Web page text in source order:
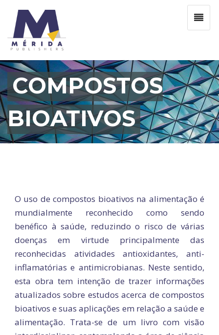
COMPOSTOS
BIOATIVOS
O uso de compostos bioativos na alimentação é
mundialmente reconhecido como sendo
benéfico à saúde, reduzindo o risco de várias
doenças em virtude principalmente das
reconhecidas atividades antioxidantes, anti-
inflamatórias e antimicrobianas. Neste sentido,
esta obra tem intenção de trazer informações
atualizados sobre estudos acerca de compostos
bioativos e suas aplicações em relação a saúde e
alimentação. Trata-se de um livro com visão